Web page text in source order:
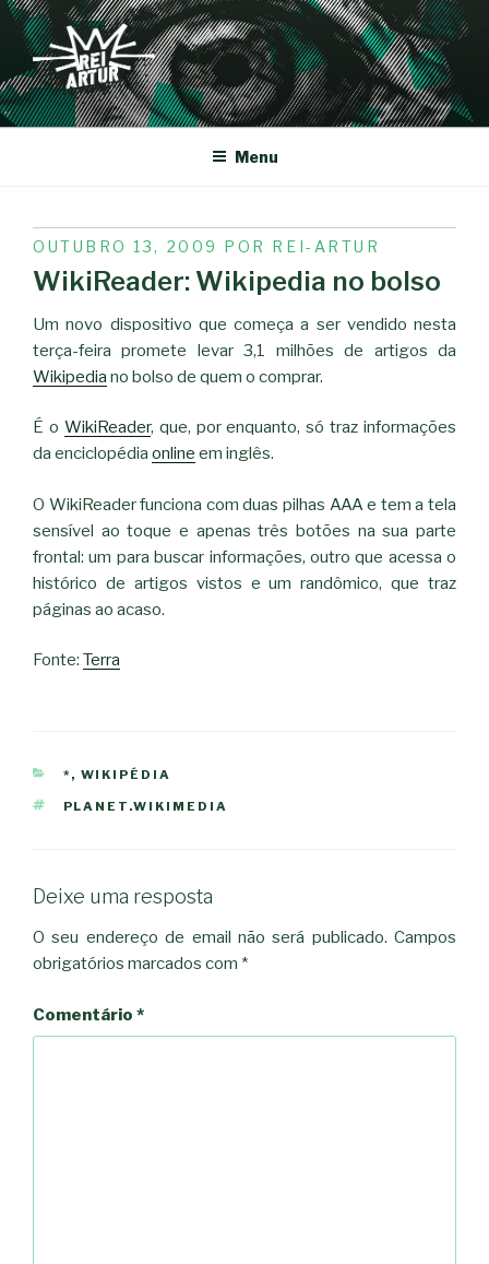
Saltar
para
conteúdo
REI-ARTUR
Menu
PUBLICADO
EM
OUTUBRO 13, 2009 POR REI-ARTUR
WikiReader: Wikipedia no bolso
Um novo dispositivo que começa a ser vendido nesta
terça-feira promete levar 3,1 milhões de artigos da
Wikipedia no bolso de quem o comprar.
É o WikiReader, que, por enquanto, só traz informações
da enciclopédia online em inglês.
O WikiReader funciona com duas pilhas AAA e tem a tela
sensível ao toque e apenas três botões na sua parte
frontal: um para buscar informações, outro que acessa o
histórico de artigos vistos e um randômico, que traz
páginas ao acaso.
Fonte: Terra
CATEGORIAS
* , WIKIPÉDIA
ETIQUETAS
PLANET.WIKIMEDIA
Deixe uma resposta
O seu endereço de email não será publicado. Campos
obrigatórios marcados com *
Comentário *